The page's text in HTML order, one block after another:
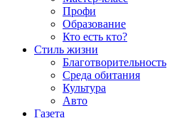
Профи
Образование
Кто есть кто?
Стиль жизни
Благотворительность
Среда обитания
Культура
Авто
Газета